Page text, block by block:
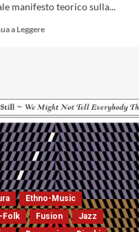
manifesto teorico sulla...
a LeggereLeggi
e
conduction
collettiva:
il
sincretismo
formale
di
«Volume»
dell’Ensemble
Infini
Ethno-Music
Folk
Fusion
Jazz